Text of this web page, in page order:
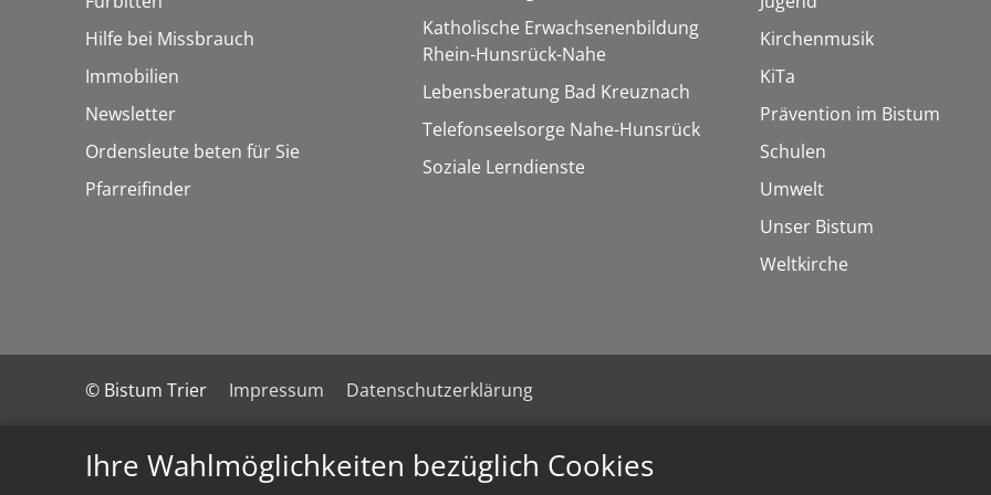
Ihre Wahlmöglichkeiten bezüglich Cookies
Hilfe bei Missbrauch
Immobilien
Newsletter
Ordensleute beten für Sie
Pfarreifinder
Katholische Erwachsenenbildung
Rhein-Hunsrück-Nahe
Lebensberatung Bad Kreuznach
Telefonseelsorge Nahe-Hunsrück
Soziale Lerndienste
Kirchenmusik
KiTa
Prävention im Bistum
Schulen
Umwelt
Unser Bistum
Weltkirche
© Bistum Trier Impressum Datenschutzerklärung